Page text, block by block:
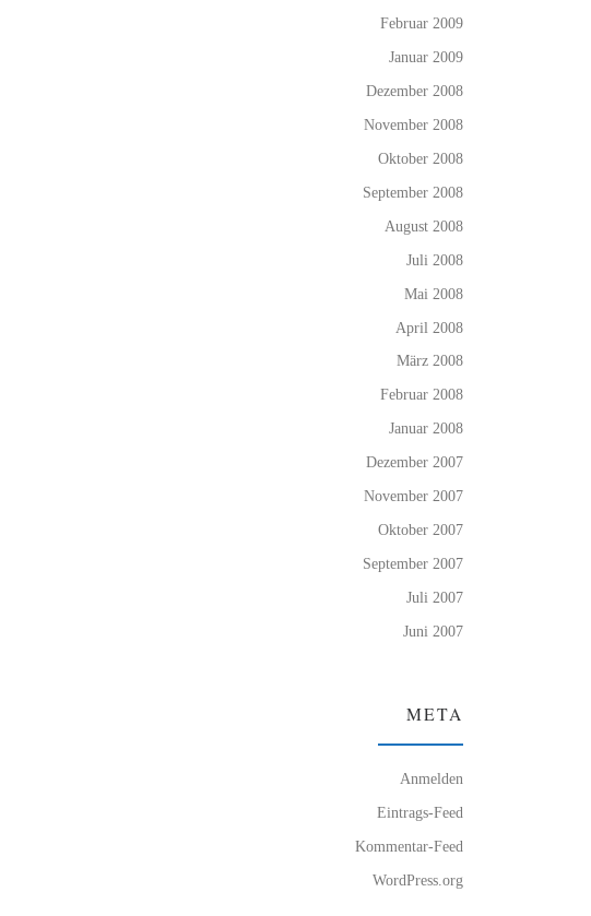
Februar 2009
Januar 2009
Dezember 2008
November 2008
Oktober 2008
September 2008
August 2008
Juli 2008
Mai 2008
April 2008
März 2008
Februar 2008
Januar 2008
Dezember 2007
November 2007
Oktober 2007
September 2007
Juli 2007
Juni 2007
META
Anmelden
Eintrags-Feed
Kommentar-Feed
WordPress.org